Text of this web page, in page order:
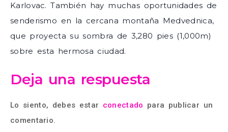
Karlovac. También hay muchas oportunidades de
senderismo en la cercana montaña Medvednica,
que proyecta su sombra de 3,280 pies (1,000m)
sobre esta hermosa ciudad.
Deja una respuesta
Lo siento, debes estar conectado para publicar un
comentario.